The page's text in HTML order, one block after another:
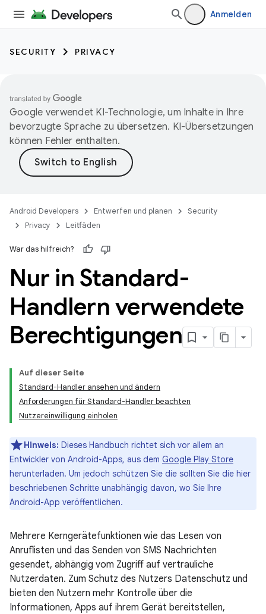
Anmelden
SECURITY PRIVACY
Google verwendet KI-Technologie, um Inhalte in Ihre
bevorzugte Sprache zu übersetzen. KI-Übersetzungen
können Fehler enthalten.
Android Developers Entwerfen und planen
Security
Privacy
Leitfäden
War das hilfreich?
Nur in Standard-
Handlern verwendete
Berechtigungen
Auf dieser Seite
Standard-Handler ansehen und ändern
Anforderungen für Standard-Handler beachten
Nutzereinwilligung einholen
Hinweis: Dieses Handbuch richtet sich vor allem an
Entwickler von Android-Apps, aus dem Google Play Store
herunterladen. Um jedoch schützen Sie die sollten Sie die hier
beschriebenen Schritte unabhängig davon, wo Sie Ihre
Android-App veröffentlichen.
Mehrere Kerngerätefunktionen wie das Lesen von
Anruflisten und das Senden von SMS Nachrichten
gesendet, abhängig vom Zugriff auf vertrauliche
Nutzerdaten. Zum Schutz des Nutzers Datenschutz und
bieten den Nutzern mehr Kontrolle über die
Informationen, Apps auf ihrem Gerät bereitstellen,